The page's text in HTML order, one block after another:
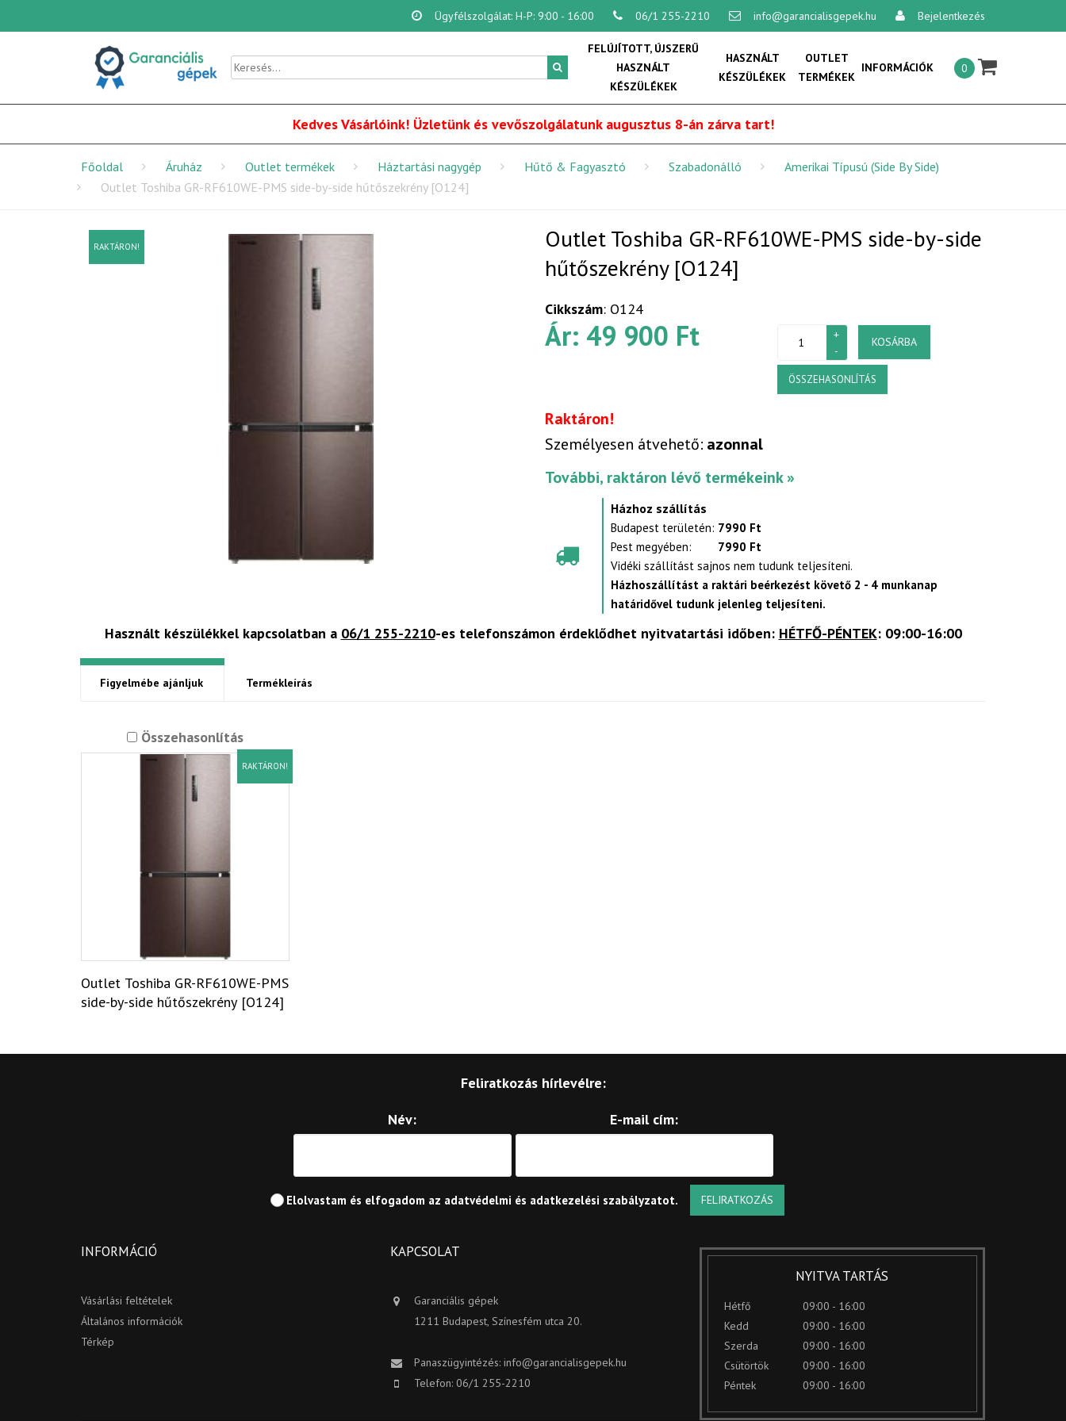
Ügyfélszolgálat: H-P: 9:00 - 16:00 06/1 255-2210 info@garancialisgepek.hu Bejelentkezés
×
0
FELÚJÍTOTT, ÚJSZERŰ
HASZNÁLT
KÉSZÜLÉKEK
HASZNÁLT
KÉSZÜLÉKEK
OUTLET
TERMÉKEK
INFORMÁCIÓK
Általános szerződési feltételek:
Vásárlási feltételek
Szállítási feltételek
Kedves Vásárlóink! Üzletünk és vevőszolgálatunk augusztus 8-án zárva tart!
Főoldal Áruház Outlet termékek Háztartási nagygép Hűtő & Fagyasztó Szabadonálló
Amerikai Típusú (Side By Side)
Outlet Toshiba GR-RF610WE-PMS side-by-side hűtőszekrény [O124]
RAKTÁRON!
Outlet Toshiba GR-RF610WE-PMS side-by-side
hűtőszekrény [O124]
Cikkszám: O124
Ár: 49 900 Ft KOSÁRBA
ÖSSZEHASONLÍTÁS
Raktáron!
Személyesen átvehető: azonnal
További, raktáron lévő termékeink »
Házhoz szállítás
Budapest területén: 7990 Ft
Pest megyében:
7990 Ft
Vidéki szállítást sajnos nem tudunk teljesíteni.
Házhoszállítást a raktári beérkezést követő 2 - 4 munkanap
határidővel tudunk jelenleg teljesíteni.
Használt készülékkel kapcsolatban a 06/1 255-2210-es telefonszámon érdeklődhet nyitvatartási időben: HÉTFŐ-PÉNTEK: 09:00-16:00
Figyelmébe ajánljuk Termékleírás
Összehasonlítás
RAKTÁRON!
Outlet Toshiba GR-RF610WE-PMS
side-by-side hűtőszekrény [O124]
Feliratkozás hírlevélre:
Név:
E-mail cím:
Elolvastam és elfogadom az adatvédelmi és adatkezelési szabályzatot. FELIRATKOZÁS
INFORMÁCIÓ
Vásárlási feltételek
Általános információk
Térkép
KAPCSOLAT
Garanciális gépek
1211 Budapest, Színesfém utca 20.
Panaszügyintézés: info@garancialisgepek.hu
Telefon: 06/1 255-2210
NYITVA TARTÁS
Hétfő
09:00 - 16:00
Kedd
09:00 - 16:00
Szerda
09:00 - 16:00
Csütörtök
09:00 - 16:00
Péntek
09:00 - 16:00